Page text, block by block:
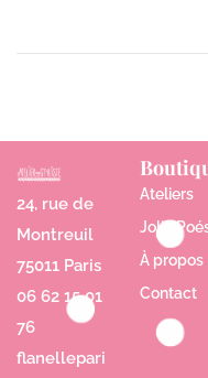
24, rue de
Montreuil
75011 Paris
06 62 15 01
76
flanellepari
Ateliers
Jolie
À propos
Contact